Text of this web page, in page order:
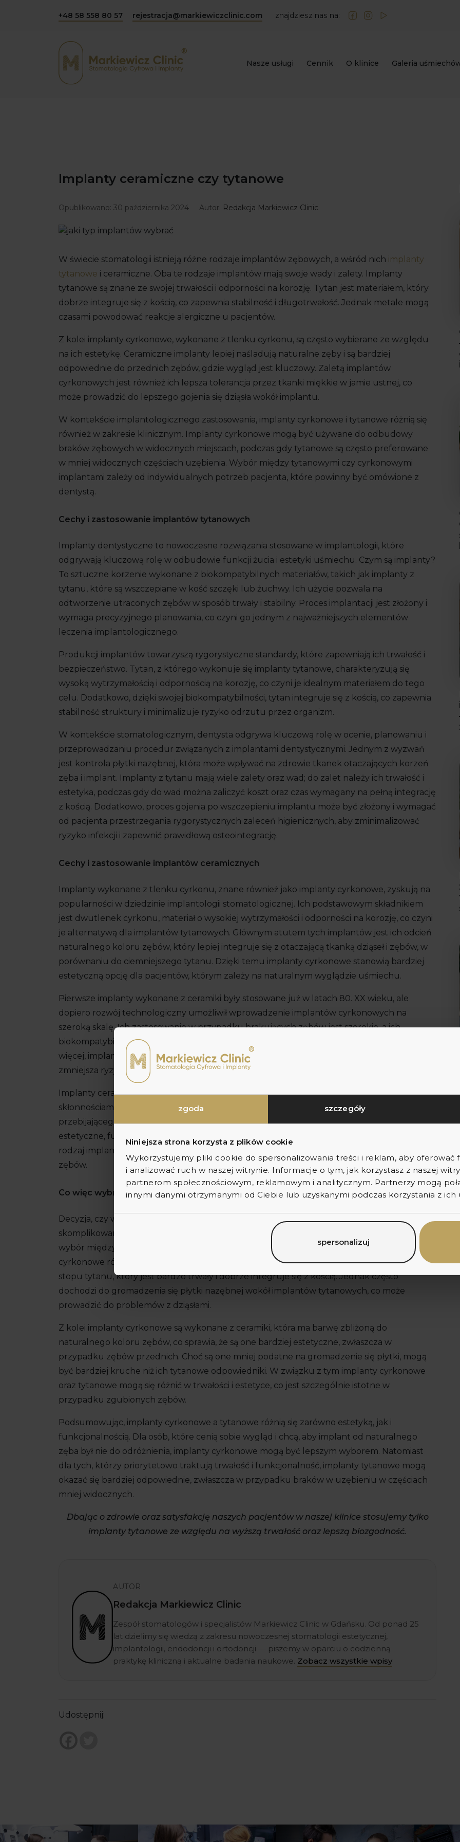
zgoda szczegóły
Niniejsza strona korzysta z plików cookie
Wykorzystujemy pliki cookie do spersonalizowania treści i reklam, aby oferować
i analizować ruch w naszej witrynie. Informacje o tym, jak korzystasz z naszej
partnerom społecznościowym, reklamowym i analitycznym. Partnerzy mogą
innymi danymi otrzymanymi od Ciebie lub uzyskanymi podczas korzystania z ich
spersonalizuj
+48 58 558 80 57 rejestracja@markiewiczclinic.com znajdziesz nas na:
Nasze usługi Cennik O klinice Galeria
Implanty ceramiczne czy tytanowe
Opublikowano: 30 października 2024 Autor: Redakcja Markiewicz Clinic
W świecie stomatologii istnieją różne rodzaje implantów zębowych, a wśród nich implanty
tytanowe i ceramiczne. Oba te rodzaje implantów mają swoje wady i zalety. Implanty
tytanowe są znane ze swojej trwałości i odporności na korozję. Tytan jest materiałem, który
dobrze integruje się z kością, co zapewnia stabilność i długotrwałość. Jednak metale mogą
czasami powodować reakcje alergiczne u pacjentów.
Z kolei implanty cyrkonowe, wykonane z tlenku cyrkonu, są często wybierane ze względu
na ich estetykę. Ceramiczne implanty lepiej naśladują naturalne zęby i są bardziej
odpowiednie do przednich zębów, gdzie wygląd jest kluczowy. Zaletą implantów
cyrkonowych jest również ich lepsza tolerancja przez tkanki miękkie w jamie ustnej, co
może prowadzić do lepszego gojenia się dziąsła wokół implantu.
W kontekście implantologicznego zastosowania, implanty cyrkonowe i tytanowe różnią się
również w zakresie klinicznym. Implanty cyrkonowe mogą być używane do odbudowy
braków zębowych w widocznych miejscach, podczas gdy tytanowe są często preferowane
w mniej widocznych częściach uzębienia. Wybór między tytanowymi czy cyrkonowymi
implantami zależy od indywidualnych potrzeb pacjenta, które powinny być omówione z
dentystą.
Cechy i zastosowanie implantów tytanowych
Implanty dentystyczne to nowoczesne rozwiązania stosowane w implantologii, które
odgrywają kluczową rolę w odbudowie funkcji żucia i estetyki uśmiechu. Czym są implanty?
To sztuczne korzenie wykonane z biokompatybilnych materiałów, takich jak implanty z
tytanu, które są wszczepiane w kość szczęki lub żuchwy. Ich użycie pozwala na
odtworzenie utraconych zębów w sposób trwały i stabilny. Proces implantacji jest złożony i
wymaga precyzyjnego planowania, co czyni go jednym z najważniejszych elementów
leczenia implantologicznego.
Produkcji implantów towarzyszą rygorystyczne standardy, które zapewniają ich trwałość i
bezpieczeństwo. Tytan, z którego wykonuje się implanty tytanowe, charakteryzują się
wysoką wytrzymałością i odpornością na korozję, co czyni je idealnym materiałem do tego
celu. Dodatkowo, dzięki swojej biokompatybilności, tytan integruje się z kością, co zapewnia
stabilność struktury i minimalizuje ryzyko odrzutu przez organizm.
W kontekście stomatologicznym, dentysta odgrywa kluczową rolę w ocenie, planowaniu i
przeprowadzaniu procedur związanych z implantami dentystycznymi. Jednym z wyzwań
jest kontrola płytki nazębnej, która może wpływać na zdrowie tkanek otaczających korzeń
zęba i implant. Implanty z tytanu mają wiele zalety oraz wad; do zalet należy ich trwałość i
estetyka, podczas gdy do wad można zaliczyć koszt oraz czas wymagany na pełną integrację
z kością. Dodatkowo, proces gojenia po wszczepieniu implantu może być złożony i wymagać
od pacjenta przestrzegania rygorystycznych zaleceń higienicznych, aby zminimalizować
ryzyko infekcji i zapewnić prawidłową osteointegrację.
Cechy i zastosowanie implantów ceramicznych
Implanty wykonane z tlenku cyrkonu, znane również jako implanty cyrkonowe, zyskują na
popularności w dziedzinie implantologii stomatologicznej. Ich podstawowym składnikiem
jest dwutlenek cyrkonu, materiał o wysokiej wytrzymałości i odporności na korozję, co czyni
je alternatywą dla implantów tytanowych. Głównym atutem tych implantów jest ich odcień
naturalnego koloru zębów, który lepiej integruje się z otaczającą tkanką dziąseł i zębów, w
porównaniu do ciemniejszego tytanu. Dzięki temu implanty cyrkonowe stanowią bardziej
estetyczną opcję dla pacjentów, którym zależy na naturalnym wyglądzie uśmiechu.
Pierwsze implanty wykonane z ceramiki były stosowane już w latach 80. XX wieku, ale
dopiero rozwój technologiczny umożliwił wprowadzenie implantów cyrkonowych na
szeroką skalę. Ich zastosowanie w przypadku brakujących zębów jest szerokie, a ich
biokompatybilność minimalizuje ryzyko reakcji alergicznych i odrzutu przez organizm. Co
więcej, implanty cyrkonowe zawierają mniej mikroszczelin niż ich tytanowe odpowiedniki, co
zmniejsza ryzyko gromadzenia się bakterii i sprzyja lepszej higienie jamy ustnej.
Implanty ceramiczne są idealnym rozwiązaniem dla pacjentów z cienkimi dziąsłami lub
skłonnościami do recesji dziąseł, ponieważ ich jasna barwa pomaga uniknąć problemu
przebijającego się koloru przez tkanki. Pomimo wyższych kosztów, jakie generują, ich zalety
estetyczne, funkcjonalne oraz zdrowotne sprawiają, że coraz więcej pacjentów wybiera ten
rodzaj implantów jako alternatywę dla tradycyjnych metod uzupełniania brakujących
zębów.
Co więc wybrać – implanty stomatologiczne tytanowe czy ceramiczne?
Decyzja, czy wybrać implanty stomatologiczne tytanowe czy ceramiczne, może być
skomplikowana. Oba rodzaje mają swoje zalety i wady oraz różne właściwości, co sprawia, że
wybór między nimi zależy od indywidualnych potrzeb pacjenta. Implanty tytanowe i
cyrkonowe różnią się przede wszystkim materiałem. Implanty tytanowe są wykonane ze
stopu tytanu, który jest bardzo trwały i dobrze integruje się z kością. Jednak często
dochodzi do gromadzenia się płytki nazębnej wokół implantów tytanowych, co może
prowadzić do problemów z dziąsłami.
Z kolei implanty cyrkonowe są wykonane z ceramiki, która ma barwę zbliżoną do
naturalnego koloru zębów, co sprawia, że są one bardziej estetyczne, zwłaszcza w
przypadku zębów przednich. Choć są one mniej podatne na gromadzenie się płytki, mogą
być bardziej kruche niż ich tytanowe odpowiedniki. W związku z tym implanty cyrkonowe
oraz tytanowe mogą się różnić w trwałości i estetyce, co jest szczególnie istotne w
przypadku zgubionych zębów.
Podsumowując, implanty cyrkonowe a tytanowe różnią się zarówno estetyką, jak i
funkcjonalnością. Dla osób, które cenią sobie wygląd i chcą, aby implant od naturalnego
zęba był nie do odróżnienia, implanty cyrkonowe mogą być lepszym wyborem. Natomiast
dla tych, którzy priorytetowo traktują trwałość i funkcjonalność, implanty tytanowe mogą
okazać się bardziej odpowiednie, zwłaszcza w przypadku braków w uzębieniu w częściach
mniej widocznych.
Dbając o zdrowie oraz satysfakcję naszych pacjentów w naszej klinice stosujemy tylko
implanty tytanowe ze względu na wyższą trwałość oraz lepszą biozgodność.
AUTOR
Redakcja Markiewicz Clinic
Zespół stomatologów i specjalistów Markiewicz Clinic w Gdańsku. Od ponad 25
lat dzielimy się wiedzą z zakresu nowoczesnej stomatologii estetycznej,
implantologii, endodoncji i ortodoncji — piszemy w oparciu o codzienną
praktykę kliniczną i aktualne badania naukowe. Zobacz wszystkie wpisy.
Udostępnij: